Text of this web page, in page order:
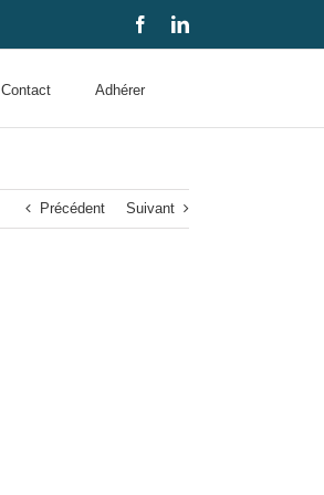
FacebookLinkedIn
Contact Adhérer
Précédent Suivant